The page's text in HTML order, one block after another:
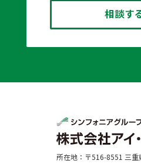
相談す
所在地：〒516-8551 三